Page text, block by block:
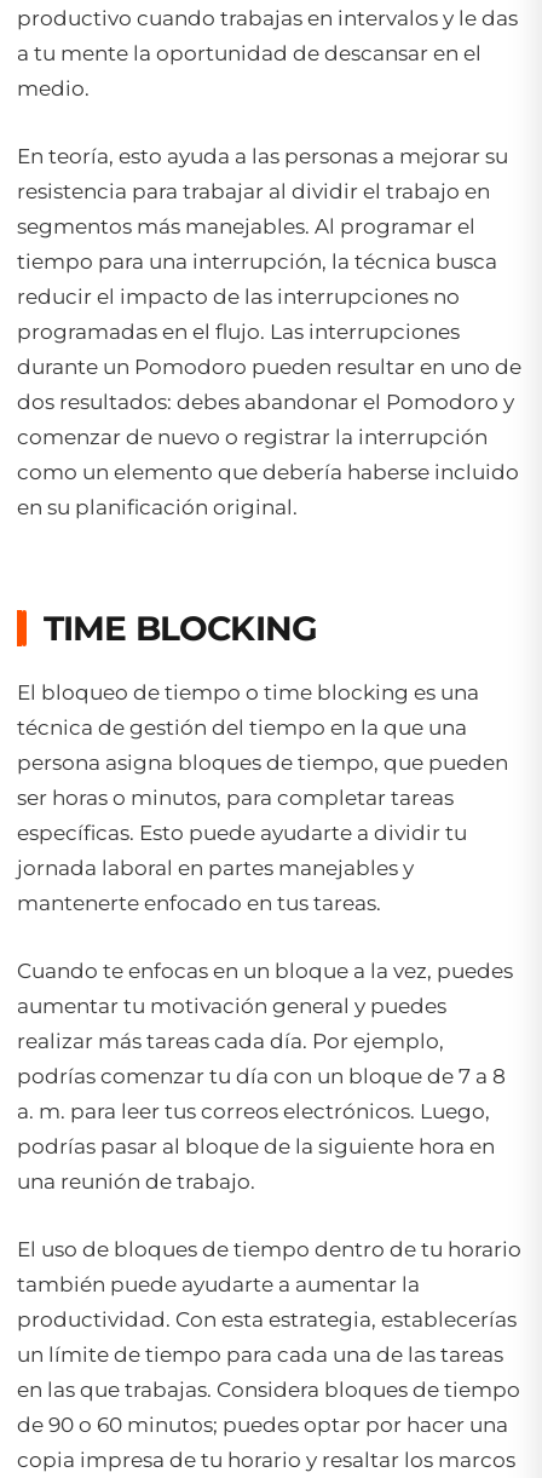
productivo cuando trabajas en intervalos y le das
a tu mente la oportunidad de descansar en el
medio.
En teoría, esto ayuda a las personas a mejorar su
resistencia para trabajar al dividir el trabajo en
segmentos más manejables. Al programar el
tiempo para una interrupción, la técnica busca
reducir el impacto de las interrupciones no
programadas en el flujo. Las interrupciones
durante un Pomodoro pueden resultar en uno de
dos resultados: debes abandonar el Pomodoro y
comenzar de nuevo o registrar la interrupción
como un elemento que debería haberse incluido
en su planificación original.
TIME BLOCKING
El bloqueo de tiempo o time blocking es una
técnica de gestión del tiempo en la que una
persona asigna bloques de tiempo, que pueden
ser horas o minutos, para completar tareas
específicas. Esto puede ayudarte a dividir tu
jornada laboral en partes manejables y
mantenerte enfocado en tus tareas.
Cuando te enfocas en un bloque a la vez, puedes
aumentar tu motivación general y puedes
realizar más tareas cada día. Por ejemplo,
podrías comenzar tu día con un bloque de 7 a 8
a. m. para leer tus correos electrónicos. Luego,
podrías pasar al bloque de la siguiente hora en
una reunión de trabajo.
El uso de bloques de tiempo dentro de tu horario
también puede ayudarte a aumentar la
productividad. Con esta estrategia, establecerías
un límite de tiempo para cada una de las tareas
en las que trabajas. Considera bloques de tiempo
de 90 o 60 minutos; puedes optar por hacer una
copia impresa de tu horario y resaltar los marcos